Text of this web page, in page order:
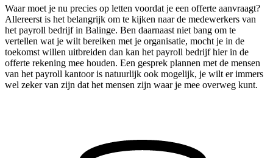
Waar moet je nu precies op letten voordat je een offerte aanvraagt?
Allereerst is het belangrijk om te kijken naar de medewerkers van
het payroll bedrijf in Balinge. Ben daarnaast niet bang om te
vertellen wat je wilt bereiken met je organisatie, mocht je in de
toekomst willen uitbreiden dan kan het payroll bedrijf hier in de
offerte rekening mee houden. Een gesprek plannen met de mensen
van het payroll kantoor is natuurlijk ook mogelijk, je wilt er immers
wel zeker van zijn dat het mensen zijn waar je mee overweg kunt.